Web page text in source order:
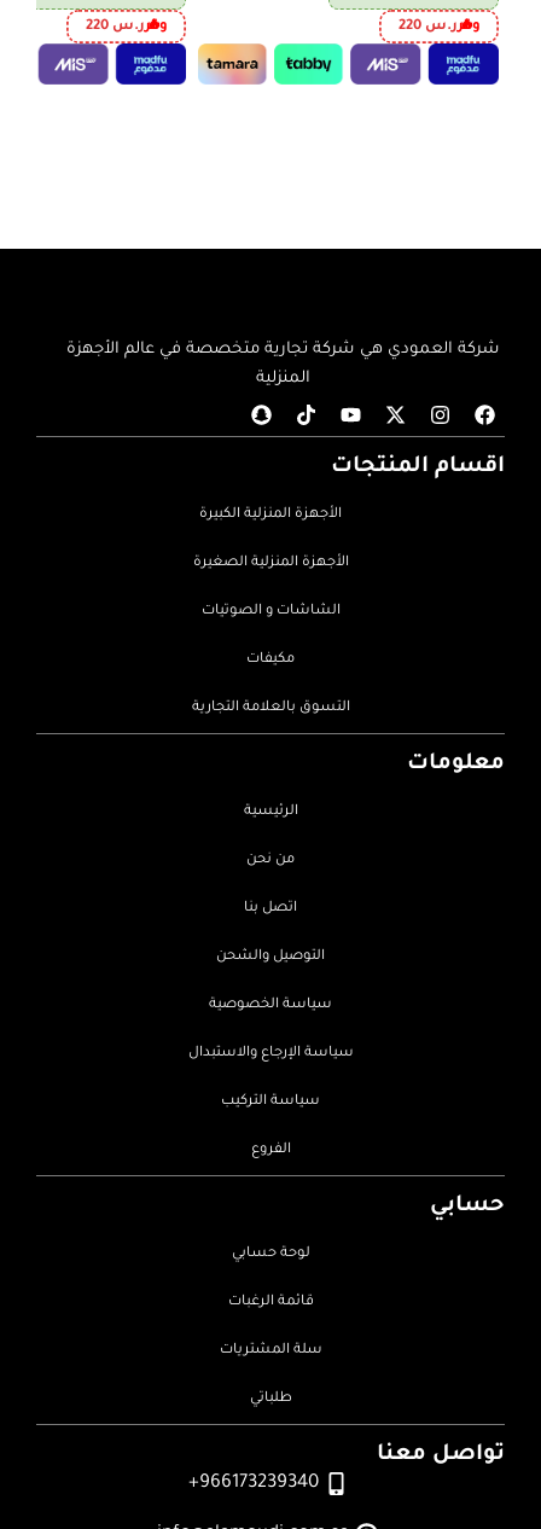
وفرر.س 220 وفرر.س 220
شركة العمودي هي شركة تجارية متخصصة في عالم الأجهزة
المنزلية
اقسام المنتجات
الأجهزة المنزلية الكبيرة
الأجهزة المنزلية الصغيرة
الشاشات و الصوتيات
مكيفات
التسوق بالعلامة التجارية
معلومات
الرئيسية
من نحن
اتصل بنا
التوصيل والشحن
سياسة الخصوصية
سياسة الإرجاع والاستبدال
سياسة التركيب
الفروع
حسابي
لوحة حسابي
قائمة الرغبات
سلة المشتريات
طلباتي
تواصل معنا
966173239340+